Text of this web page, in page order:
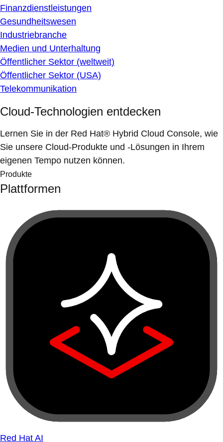
Finanzdienstleistungen
Gesundheitswesen
Industriebranche
Medien und Unterhaltung
Öffentlicher Sektor (weltweit)
Öffentlicher Sektor (USA)
Telekommunikation
Cloud-Technologien entdecken
Lernen Sie in der Red Hat® Hybrid Cloud Console, wie
Sie unsere Cloud-Produkte und -Lösungen in Ihrem
eigenen Tempo nutzen können.
Produkte
Plattformen
Red Hat AI